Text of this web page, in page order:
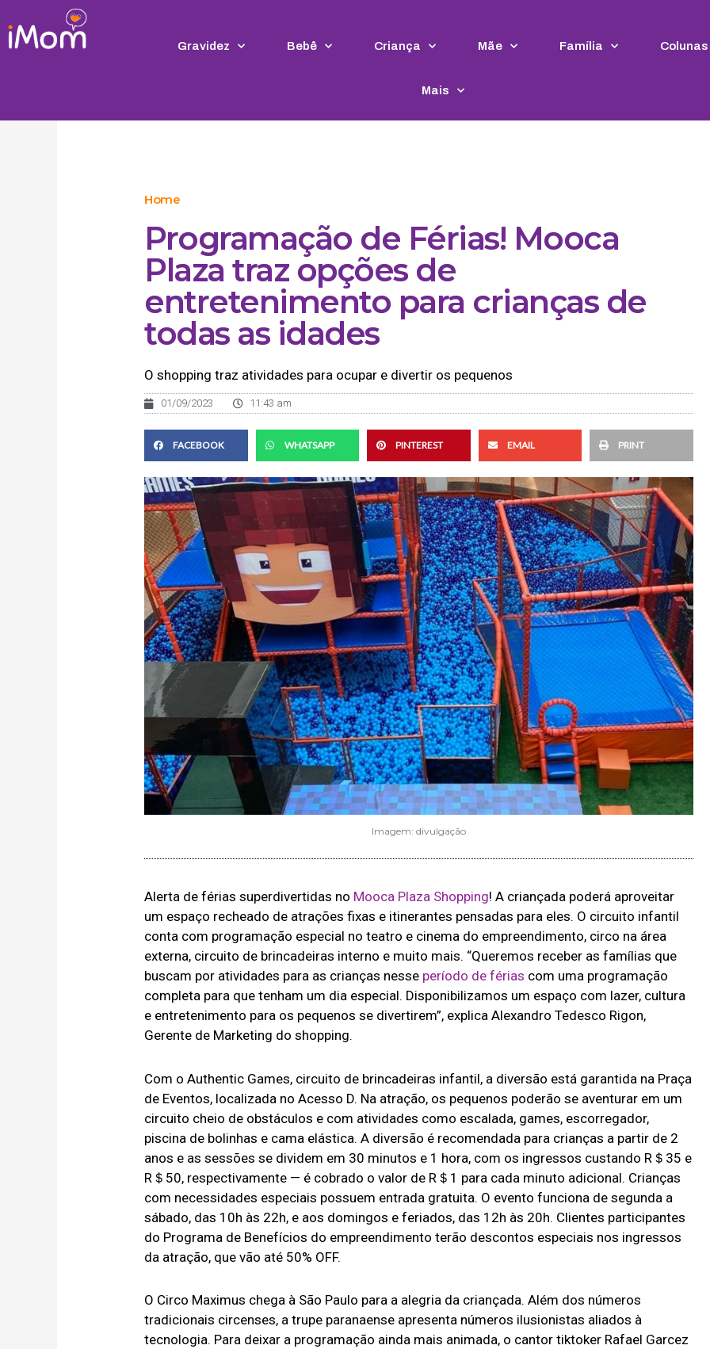
para
Gravidez Bebê Criança Mãe Família Colunas
Mais
Home
Programação de Férias! Mooca
Plaza traz opções de
entretenimento para crianças de
todas as idades
O shopping traz atividades para ocupar e divertir os pequenos
01/09/2023 11:43 am
FACEBOOK WHATSAPP PINTEREST EMAIL PRINT
Imagem: divulgação
Alerta de férias superdivertidas no Mooca Plaza Shopping! A criançada poderá aproveitar
um espaço recheado de atrações fixas e itinerantes pensadas para eles. O circuito infantil
conta com programação especial no teatro e cinema do empreendimento, circo na área
externa, circuito de brincadeiras interno e muito mais. “Queremos receber as famílias que
buscam por atividades para as crianças nesse período de férias com uma programação
completa para que tenham um dia especial. Disponibilizamos um espaço com lazer, cultura
e entretenimento para os pequenos se divertirem”, explica Alexandro Tedesco Rigon,
Gerente de Marketing do shopping.
Com o Authentic Games, circuito de brincadeiras infantil, a diversão está garantida na Praça
de Eventos, localizada no Acesso D. Na atração, os pequenos poderão se aventurar em um
circuito cheio de obstáculos e com atividades como escalada, games, escorregador,
piscina de bolinhas e cama elástica. A diversão é recomendada para crianças a partir de 2
anos e as sessões se dividem em 30 minutos e 1 hora, com os ingressos custando R＄35 e
R＄50, respectivamente — é cobrado o valor de R＄1 para cada minuto adicional. Crianças
com necessidades especiais possuem entrada gratuita. O evento funciona de segunda a
sábado, das 10h às 22h, e aos domingos e feriados, das 12h às 20h. Clientes participantes
do Programa de Benefícios do empreendimento terão descontos especiais nos ingressos
da atração, que vão até 50% OFF.
O Circo Maximus chega à São Paulo para a alegria da criançada. Além dos números
tradicionais circenses, a trupe paranaense apresenta números ilusionistas aliados à
tecnologia. Para deixar a programação ainda mais animada, o cantor tiktoker Rafael Garcez